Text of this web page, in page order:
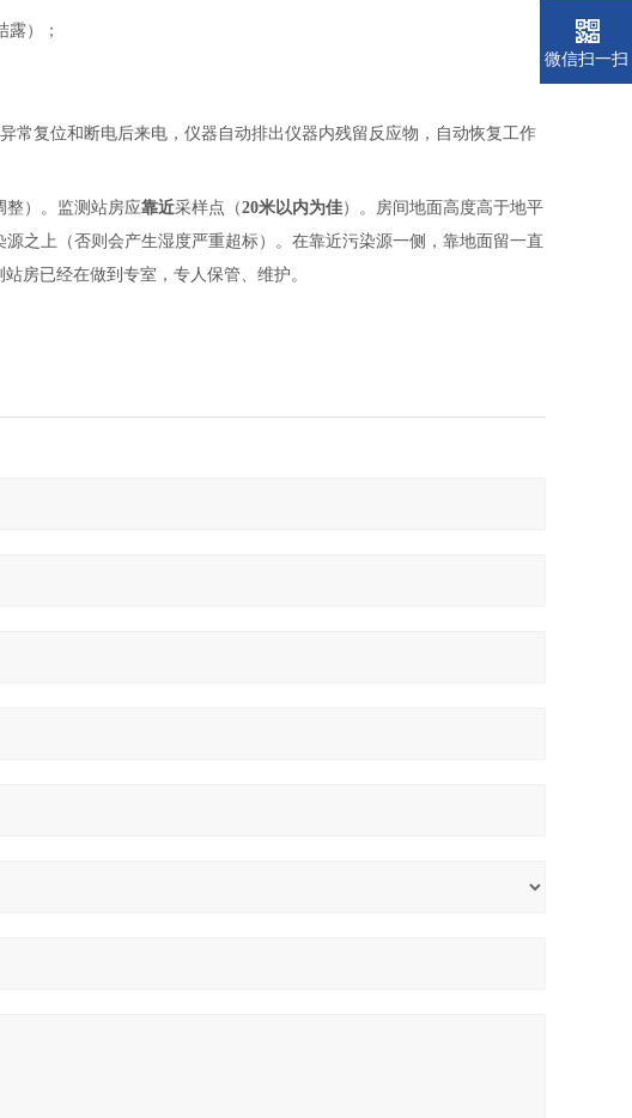
）
；
异常复位和断电后来电，仪器自动排出仪器内残留反应物，自动恢复工作
整）。监测站房应靠近采样点（20米以内为佳）。房间地面高度高于地平
源之上（否则会产生湿度严重超标）。在靠近污染源一侧，靠地面留一直
房已经在做到专室，专人保管、维护。
微信扫一扫